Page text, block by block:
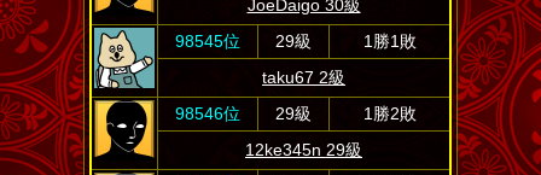
JoeDaigo 30級
98545位
29級
1勝1敗
taku67 2級
98546位
29級
1勝2敗
12ke345n 29級